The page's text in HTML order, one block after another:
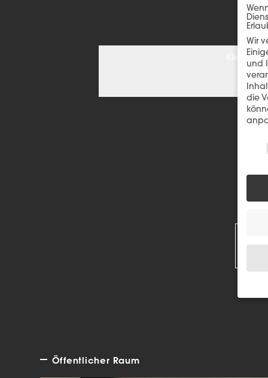
Klicken
Öffentlicher Raum
Wir
und
die